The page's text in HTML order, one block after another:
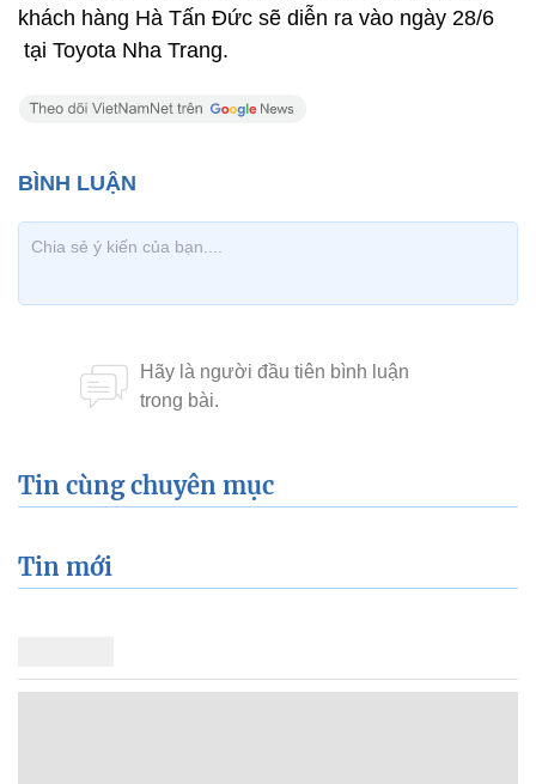
khách hàng Hà Tấn Đức sẽ diễn ra vào ngày 28/6
tại Toyota Nha Trang.
Tin cùng chuyên mục
Tin mới